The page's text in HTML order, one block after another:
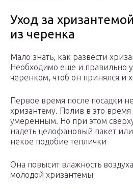
Уход за
из черенка
Мало знать, как развести
Необходимо еще и правильно
черенком, чтоб он принялся и
Первое время после посадки не
хризантему. Полив в это
умеренным. Но при этом
надеть целофановый пакет или
некое подобие теплички
Она повысит влажность
молодой хризантемы